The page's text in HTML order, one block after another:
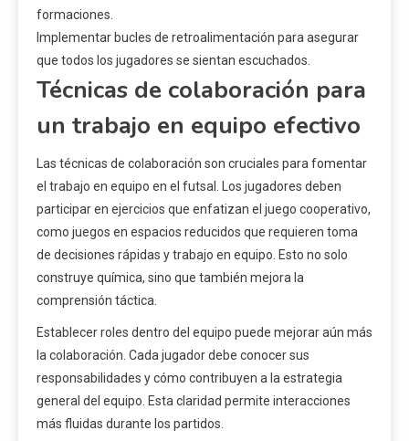
formaciones.
Implementar bucles de retroalimentación para asegurar
que todos los jugadores se sientan escuchados.
Técnicas de colaboración para
un trabajo en equipo efectivo
Las técnicas de colaboración son cruciales para fomentar
el trabajo en equipo en el futsal. Los jugadores deben
participar en ejercicios que enfatizan el juego cooperativo,
como juegos en espacios reducidos que requieren toma
de decisiones rápidas y trabajo en equipo. Esto no solo
construye química, sino que también mejora la
comprensión táctica.
Establecer roles dentro del equipo puede mejorar aún más
la colaboración. Cada jugador debe conocer sus
responsabilidades y cómo contribuyen a la estrategia
general del equipo. Esta claridad permite interacciones
más fluidas durante los partidos.